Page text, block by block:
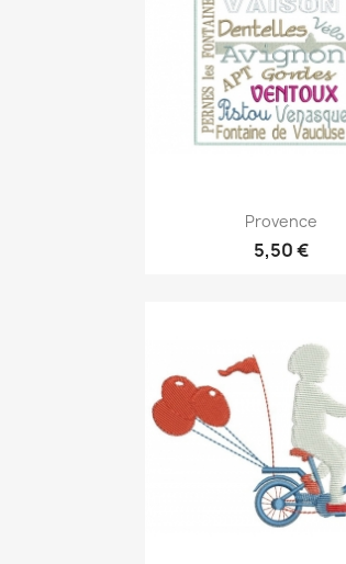
Aperçu rapide
Provence
5,50 €